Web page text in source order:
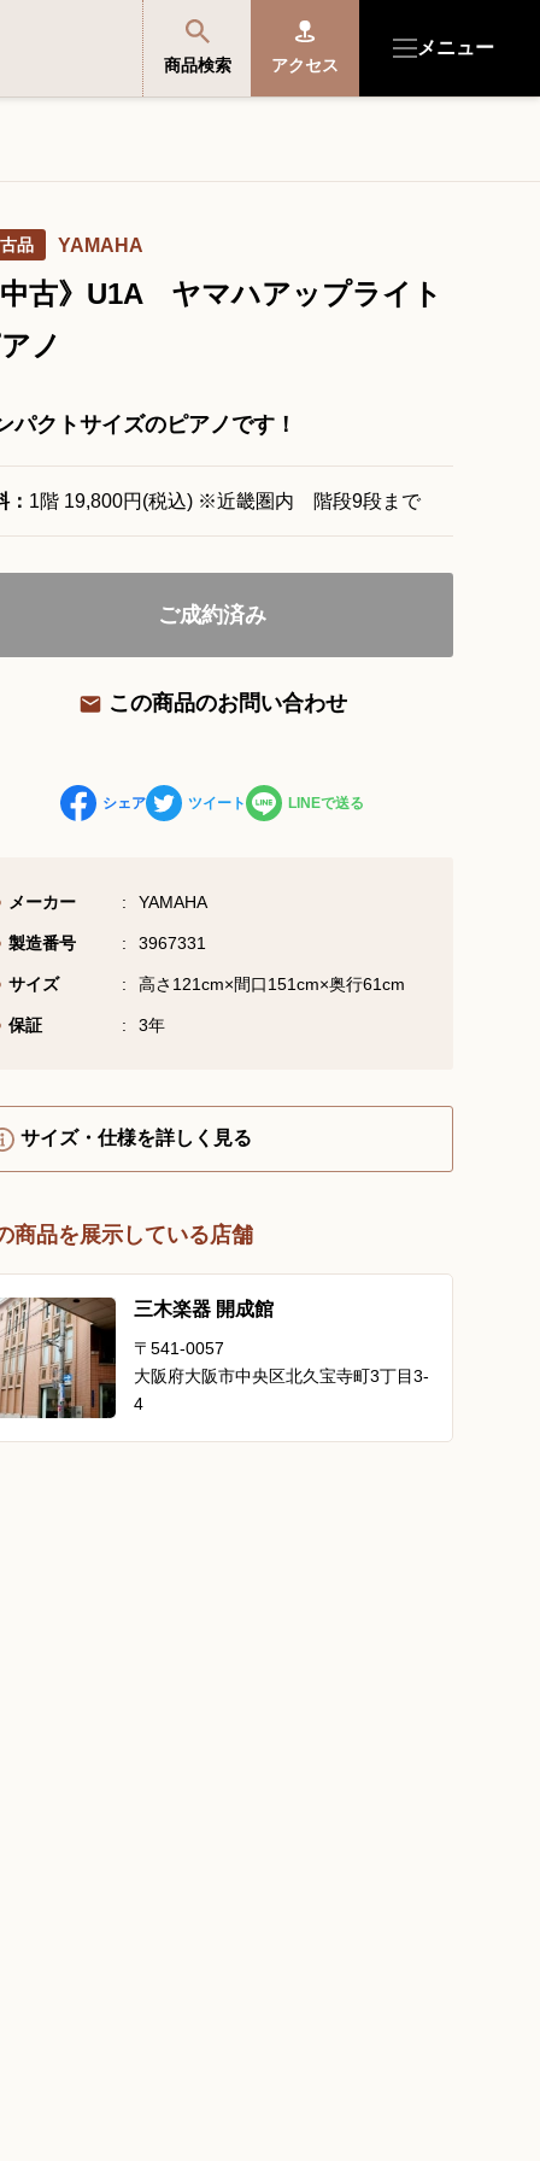
商品検索 アクセス
メニュー
便利なサービス
音楽教室・イベント情報
サポート・購入特典
お問い合わせ総合窓口
06-6252-0432
受付時間 10:00～19:00 (水曜定休)
大阪・本町のピアノ専門店
〒541-0057
YouTube 公式チャンネル
三木楽器 開成館
サートなど動画で発信中！
サイトマップ 個人情報の取り扱い 特定商品取引法表記
品 YAMAHA
古》U1A ヤマハアップライト
ノ
パクトサイズのピアノです！
： 1階 19,800円(税込) ※近畿圏内 階段9段まで
ご成約済み
この商品のお問い合わせ
シェア ツイート LINEで送る
メーカー YAMAHA
製造番号 3967331
サイズ 高さ121cm×間口151cm×奥行61cm
保証 3年
サイズ・仕様を詳しく見る
商品を展示している店舗
三木楽器 開成館
〒541-0057
大阪府大阪市中央区北久宝寺町3丁目3-
4